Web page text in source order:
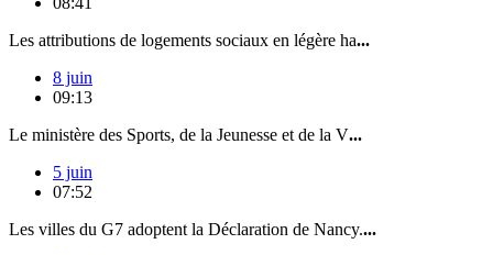
Les attributions de logements sociaux en légère ha...
8 juin
09:13
Le ministère des Sports, de la Jeunesse et de la V...
5 juin
07:52
Les villes du G7 adoptent la Déclaration de Nancy....